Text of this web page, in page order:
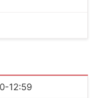
12:59